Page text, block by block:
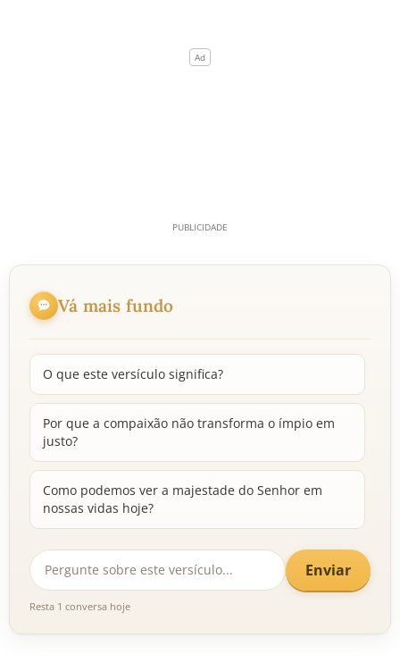
Vá mais fundo
O que este versículo significa?
Por que a compaixão não transforma o ímpio em
justo?
Como podemos ver a majestade do Senhor em
nossas vidas hoje?
Enviar
Resta 1 conversa hoje